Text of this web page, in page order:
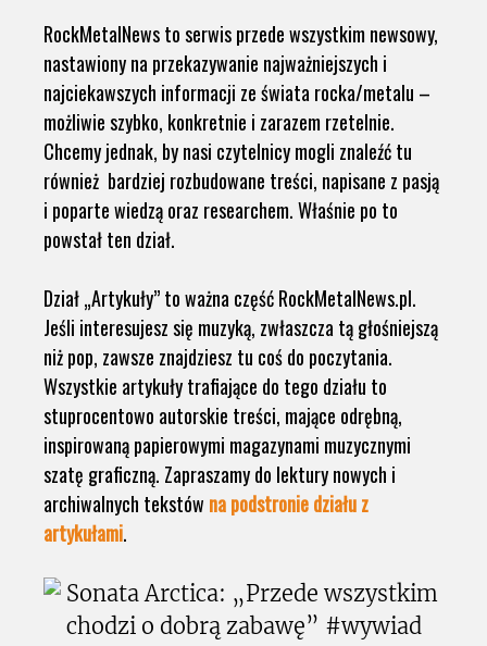
RockMetalNews to serwis przede wszystkim newsowy,
nastawiony na przekazywanie najważniejszych i
najciekawszych informacji ze świata rocka/metalu –
możliwie szybko, konkretnie i zarazem rzetelnie.
Chcemy jednak, by nasi czytelnicy mogli znaleźć tu
również bardziej rozbudowane treści, napisane z pasją
i poparte wiedzą oraz researchem. Właśnie po to
powstał ten dział.
Dział „Artykuły” to ważna część RockMetalNews.pl.
Jeśli interesujesz się muzyką, zwłaszcza tą głośniejszą
niż pop, zawsze znajdziesz tu coś do poczytania.
Wszystkie artykuły trafiające do tego działu to
stuprocentowo autorskie treści, mające odrębną,
inspirowaną papierowymi magazynami muzycznymi
szatę graficzną. Zapraszamy do lektury nowych i
archiwalnych tekstów na podstronie działu z
artykułami.